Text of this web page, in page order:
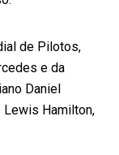
de Pilotos,
e da
Daniel
Lewis Hamilton,